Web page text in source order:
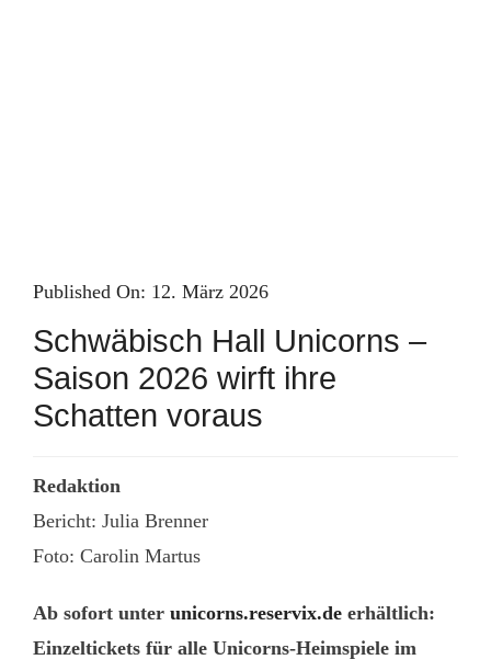
Published On: 12. März 2026
Schwäbisch Hall Unicorns –
Saison 2026 wirft ihre
Schatten voraus
Redaktion
Bericht: Julia Brenner
Foto: Carolin Martus
Ab sofort unter unicorns.reservix.deerhältlich:
Einzeltickets für alle Unicorns-Heimspiele im